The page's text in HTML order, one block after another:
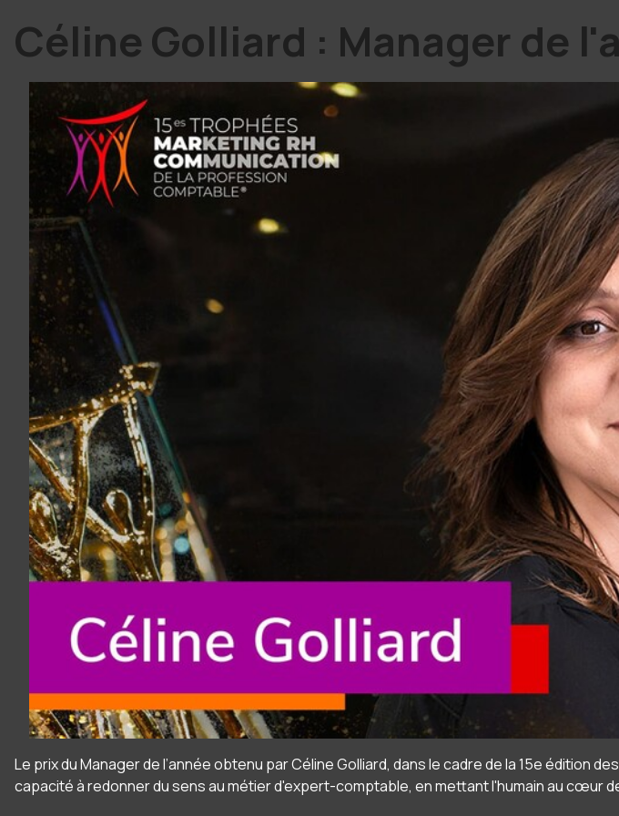
Céline Golliard : Manager de
Le prix du Manager de l’année obtenu par Céline Golliard, dans le cadre de la 15e
capacité à redonner du sens au métier d'expert-comptable, en mettant l'humain au cœur